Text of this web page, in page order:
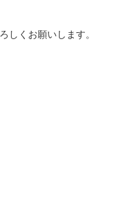
しくお願いします。